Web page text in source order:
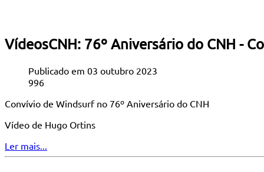
VídeosCNH: 76º Aniversário do CNH -
Publicado em 03 outubro 2023
996
Convívio de Windsurf no 76º Aniversário do CNH
Vídeo de Hugo Ortins
Ler mais...